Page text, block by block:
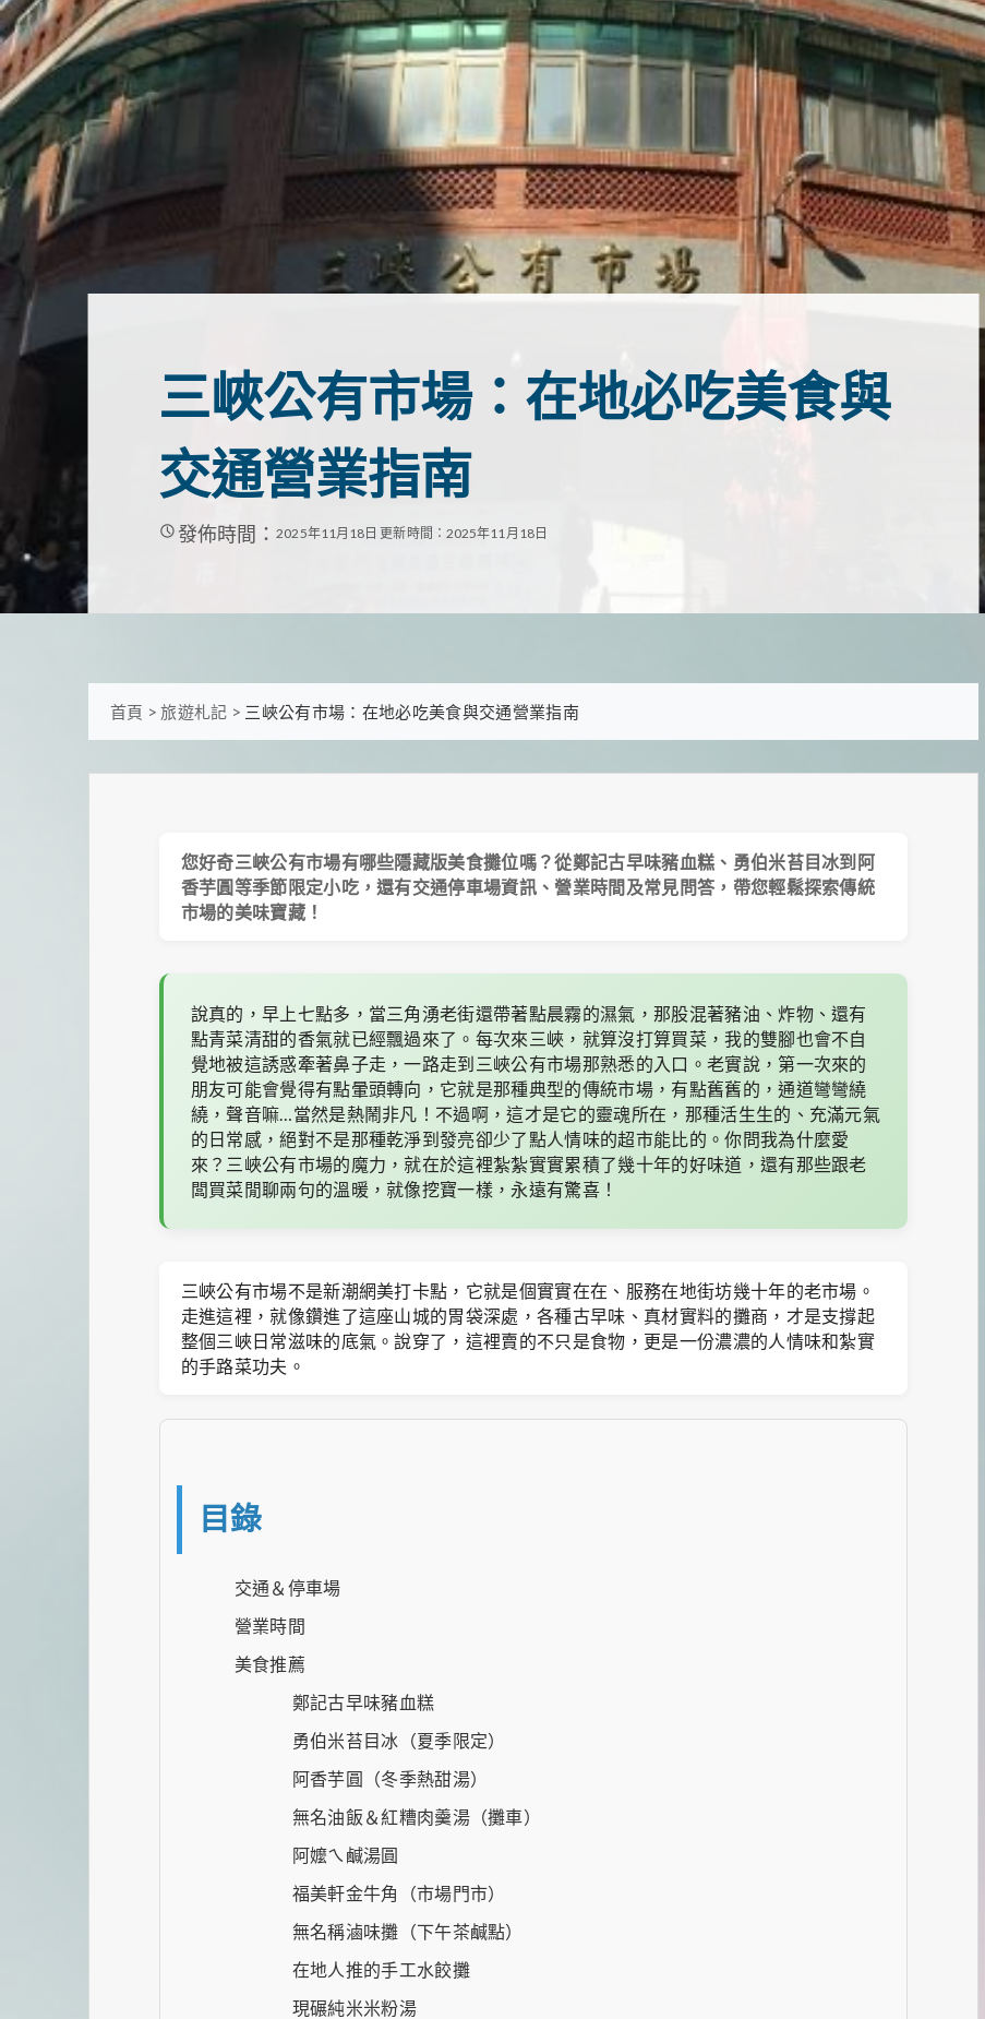
三峽公有市場：在地必吃美食與
交通營業指南
發佈時間：2025年11月18日 更新時間：2025年11月18日
首頁 >旅遊札記 > 三峽公有市場：在地必吃美食與交通營業指南
您好奇三峽公有市場有哪些隱藏版美食攤位嗎？從鄭記古早味豬血糕、勇伯米苔目冰到阿
香芋圓等季節限定小吃，還有交通停車場資訊、營業時間及常見問答，帶您輕鬆探索傳統
市場的美味寶藏！
說真的，早上七點多，當三角湧老街還帶著點晨霧的濕氣，那股混著豬油、炸物、還有
點青菜清甜的香氣就已經飄過來了。每次來三峽，就算沒打算買菜，我的雙腳也會不自
覺地被這誘惑牽著鼻子走，一路走到三峽公有市場那熟悉的入口。老實說，第一次來的
朋友可能會覺得有點暈頭轉向，它就是那種典型的傳統市場，有點舊舊的，通道彎彎繞
繞，聲音嘛…當然是熱鬧非凡！不過啊，這才是它的靈魂所在，那種活生生的、充滿元氣
的日常感，絕對不是那種乾淨到發亮卻少了點人情味的超市能比的。你問我為什麼愛
來？三峽公有市場的魔力，就在於這裡紮紮實實累積了幾十年的好味道，還有那些跟老
闆買菜閒聊兩句的溫暖，就像挖寶一樣，永遠有驚喜！
三峽公有市場不是新潮網美打卡點，它就是個實實在在、服務在地街坊幾十年的老市場。
走進這裡，就像鑽進了這座山城的胃袋深處，各種古早味、真材實料的攤商，才是支撐起
整個三峽日常滋味的底氣。說穿了，這裡賣的不只是食物，更是一份濃濃的人情味和紮實
的手路菜功夫。
目錄
交通＆停車場
營業時間
美食推薦
鄭記古早味豬血糕
勇伯米苔目冰（夏季限定）
阿香芋圓（冬季熱甜湯）
無名油飯＆紅糟肉羹湯（攤車）
阿嬤ㄟ鹹湯圓
福美軒金牛角（市場門市）
無名稱滷味攤（下午茶鹹點）
在地人推的手工水餃攤
現碾純米米粉湯